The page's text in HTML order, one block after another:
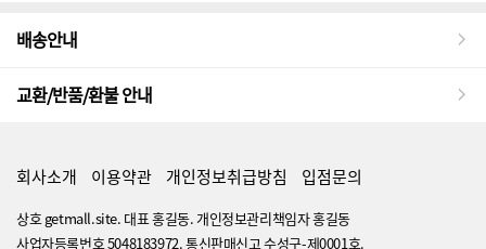
배송안내
교환/반품/환불 안내
회사소개 이용약관 개인정보취급방침 입점문의
상호 getmall.site. 대표 홍길동. 개인정보관리책임자 홍길동
사업자등록번호 5048183972. 통신판매신고 수성구-제0001호.